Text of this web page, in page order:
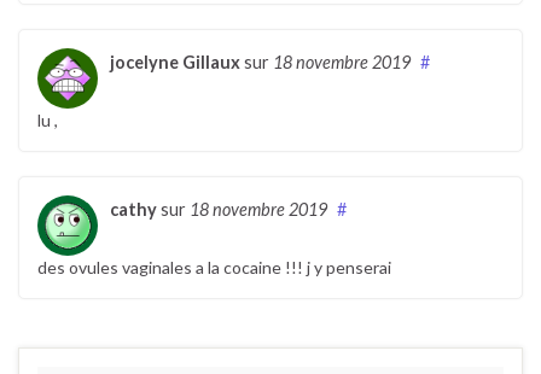
jocelyne Gillauxsur 18 novembre 2019 #
lu ,
cathysur 18 novembre 2019 #
des ovules vaginales a la cocaine !!! j y penserai